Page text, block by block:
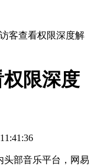
客查看权限深度解
限深度
头部音乐平台，网易